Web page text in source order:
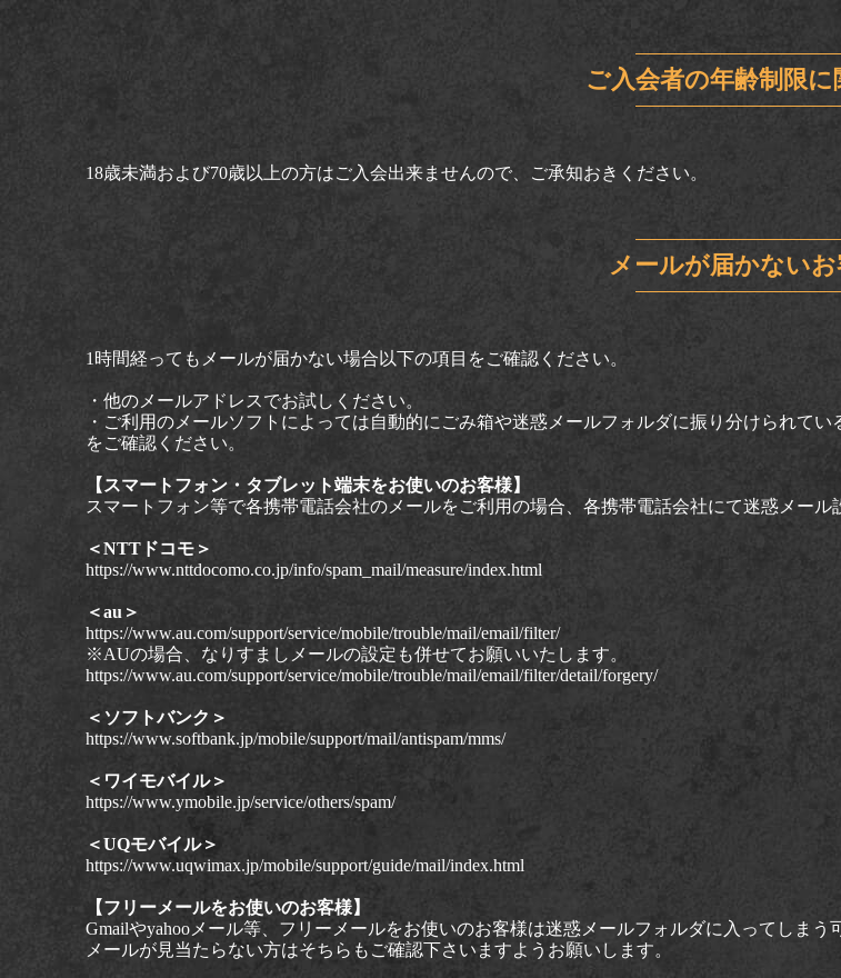
ご入会者の年齢制限に
18歳未満および70歳以上の方はご入会出来ませんので、ご承知おきください。
メールが届かないお
1時間経ってもメールが届かない場合以下の項目をご確認ください。
・他のメールアドレスでお試しください。
・ご利用のメールソフトによっては自動的にごみ箱や迷惑メールフォルダに振り分けられて
をご確認ください。
【スマートフォン・タブレット端末をお使いのお客様】
スマートフォン等で各携帯電話会社のメールをご利用の場合、各携帯電話会社にて迷惑メール
＜NTTドコモ＞
https://www.nttdocomo.co.jp/info/spam_mail/measure/index.html
＜au＞
https://www.au.com/support/service/mobile/trouble/mail/email/filter/
※AUの場合、なりすましメールの設定も併せてお願いいたします。
https://www.au.com/support/service/mobile/trouble/mail/email/filter/detail/forgery/
＜ソフトバンク＞
https://www.softbank.jp/mobile/support/mail/antispam/mms/
＜ワイモバイル＞
https://www.ymobile.jp/service/others/spam/
＜UQモバイル＞
https://www.uqwimax.jp/mobile/support/guide/mail/index.html
【フリーメールをお使いのお客様】
Gmailやyahooメール等、フリーメールをお使いのお客様は迷惑メールフォルダに入ってしまう
メールが見当たらない方はそちらもご確認下さいますようお願いします。